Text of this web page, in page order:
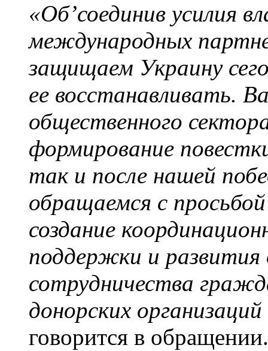
«Об’соединив усилия
международных
защищаем Украину
ее восстанавливать.
общественного
формирование
так и после нашей
обращаемся с
создание
поддержки и развития
сотрудничества
донорских
говорится в обращении.